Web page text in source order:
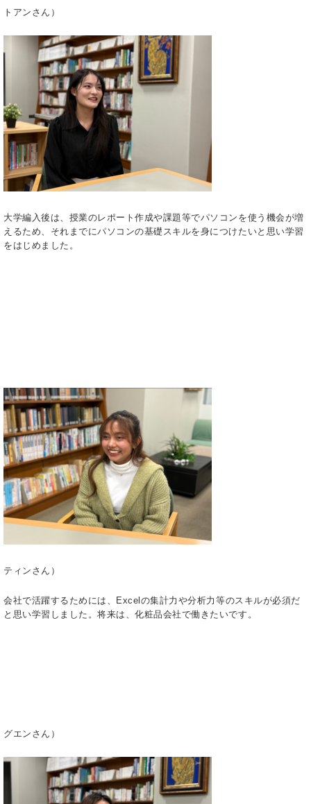
トアンさん）
大学編入後は、授業のレポート作成や課題等でパソコンを使う機会が増
えるため、それまでにパソコンの基礎スキルを身につけたいと思い学習
をはじめました。
ティンさん）
会社で活躍するためには、Excelの集計力や分析力等のスキルが必須だ
と思い学習しました。将来は、化粧品会社で働きたいです。
グエンさん）